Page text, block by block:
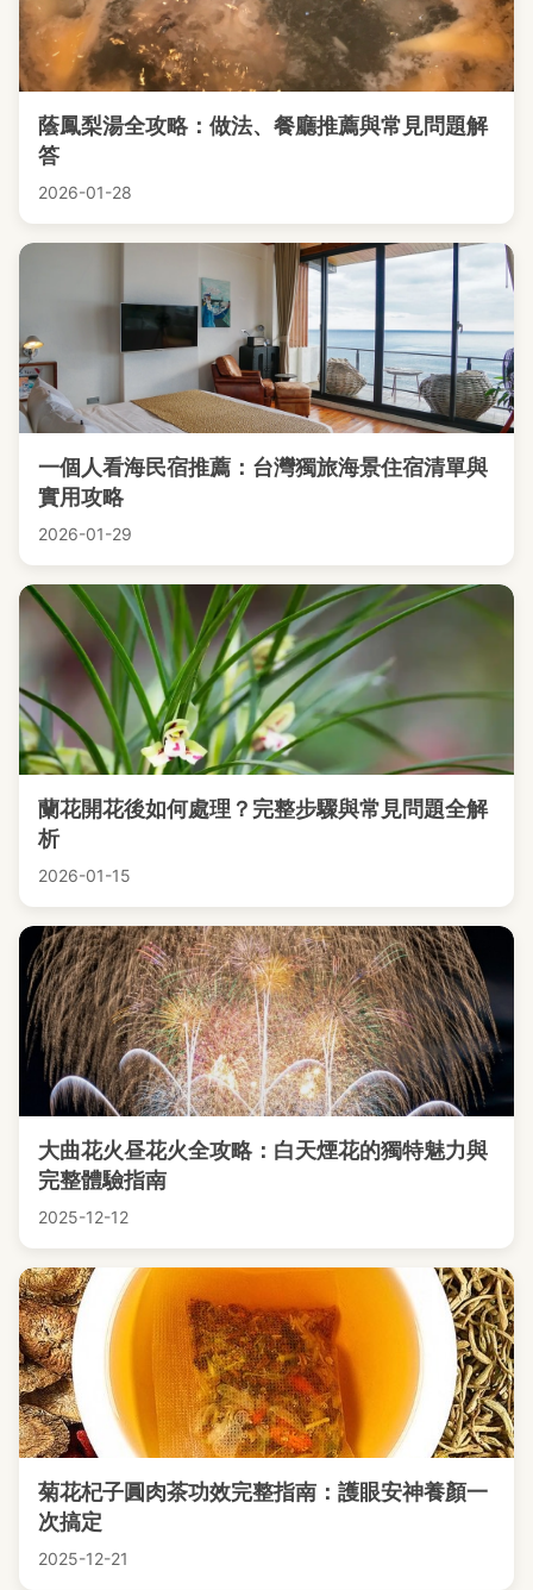
蔭鳳梨湯全攻略：做法、餐廳推薦與常見問題解
答
2026-01-28
一個人看海民宿推薦：台灣獨旅海景住宿清單與
實用攻略
2026-01-29
蘭花開花後如何處理？完整步驟與常見問題全解
析
2026-01-15
大曲花火昼花火全攻略：白天煙花的獨特魅力與
完整體驗指南
2025-12-12
菊花杞子圓肉茶功效完整指南：護眼安神養顏一
次搞定
2025-12-21